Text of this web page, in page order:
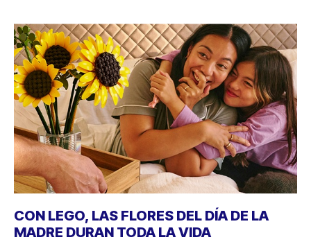
CON LEGO, LAS FLORES DEL DÍA DE LA
MADRE DURAN TODA LA VIDA